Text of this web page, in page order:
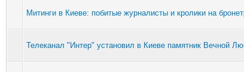
Митинги в Киеве: побитые журналисты и кролики на
Телеканал "Интер" установил в Киеве памятник Вечной